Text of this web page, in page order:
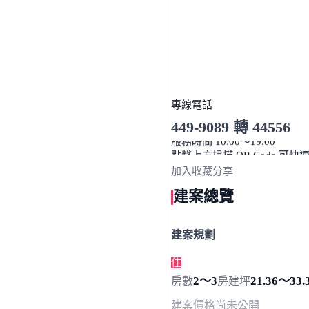
專線電話
449-9089 轉 44556
服務時間 10:00～19:00
加入收藏分享
建案總覽
建案規劃
住
房數2～3房建坪21.36～
建案價格尚未公開